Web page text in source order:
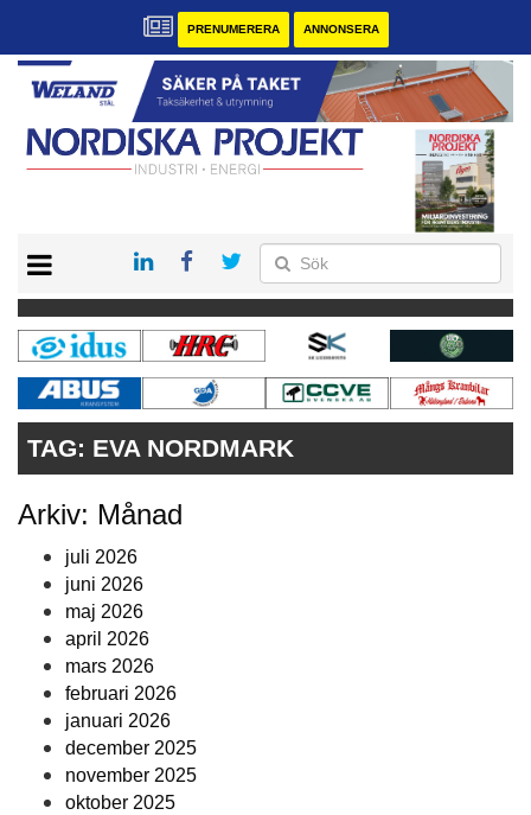
PRENUMERERA ANNONSERA
KONTAKT
VÅRA ANDRA MAGASIN
PRENUMERERA
ANNONSERA
TAG: EVA NORDMARK
Arkiv: Månad
juli 2026
juni 2026
maj 2026
april 2026
mars 2026
februari 2026
januari 2026
december 2025
november 2025
oktober 2025